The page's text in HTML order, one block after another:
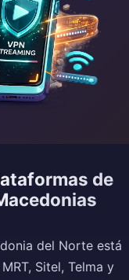
de
del Norte está
Sitel, Telma y